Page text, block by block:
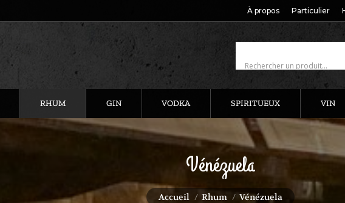
À propos Particulier
RHUM GIN VODKA SPIRITUEUX VIN
Vénézuela
Vous êtes ici :
Accueil Rhum Vénézuela